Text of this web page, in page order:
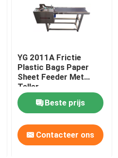
YG 2011A Frictie
Plastic Bags Paper
Sheet Feeder Met
Teller
Beste prijs
Contacteer ons